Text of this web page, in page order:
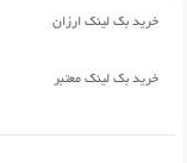
خرید بک لینک ارزان
خرید بک لینک معتبر